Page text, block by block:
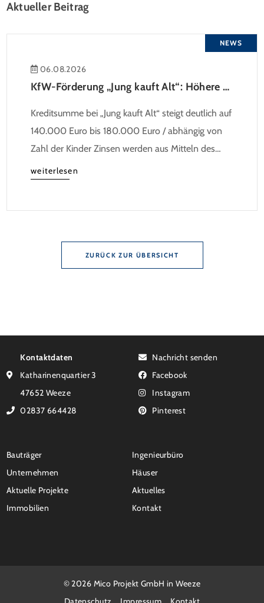
Aktueller Beitrag
NEWS
06.08.2026
KfW-Förderung „Jung kauft Alt“: Höhere Kredite ab August 2026
Kreditsumme bei „Jung kauft Alt“ steigt deutlich auf
140.000 Euro bis 180.000 Euro / abhängig von
Zahl der Kinder Zinsen werden aus Mitteln des
Bundes verbilligt: Heutiger Zins bei 0,53 Prozent
weiterlesen
ZURÜCK ZUR ÜBERSICHT
Kontaktdaten
Katharinenquartier 3
47652 Weeze
02837 664428
Nachricht senden
Facebook
Instagram
Pinterest
Bauträger
Ingenieurbüro
Unternehmen
Häuser
Aktuelle Projekte
Aktuelles
Immobilien
Kontakt
© 2026 Mico Projekt GmbH in Weeze
Datenschutz
Impressum Kontakt